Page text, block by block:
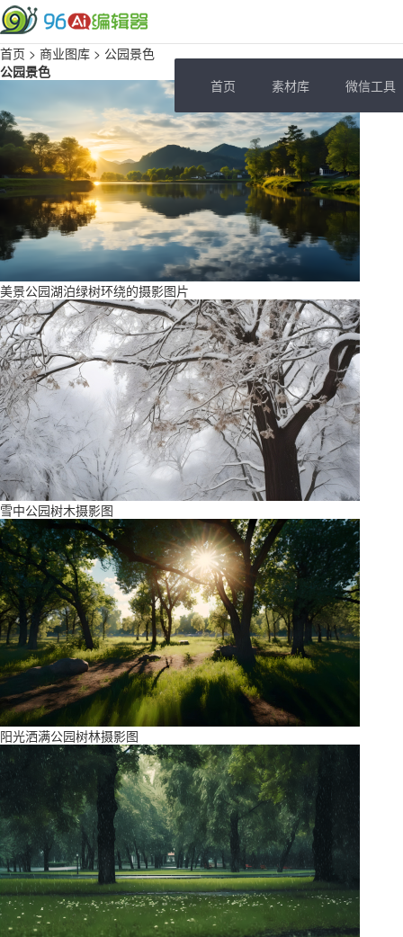
首页 素材库 微信工具
首页 > 商业图库 > 公园景色
公园景色
美景公园湖泊绿树环绕的摄影图片
雪中公园树木摄影图
阳光洒满公园树林摄影图